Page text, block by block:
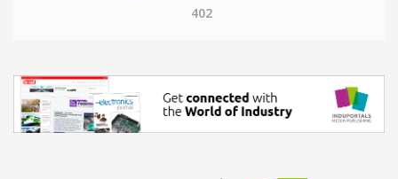
402